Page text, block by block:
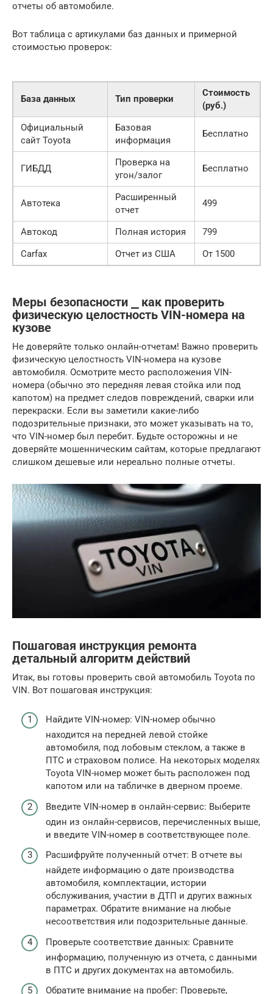
отчеты об автомобиле.
Вот таблица с артикулами баз данных и примерной
стоимостью проверок:
База данных Тип проверки
Стоимость
(руб.)
Официальный
сайт Toyota
Базовая
информация
Бесплатно
ГИБДД
Проверка на
угон/залог
Бесплатно
Автотека
Расширенный
отчет
499
Автокод Полная история
799
Carfax
Отчет из США От 1500
Меры безопасности ⎯ как проверить
физическую целостность VIN-номера на
кузове
Не доверяйте только онлайн-отчетам! Важно проверить
физическую целостность VIN-номера на кузове
автомобиля. Осмотрите место расположения VIN-
номера (обычно это передняя левая стойка или под
капотом) на предмет следов повреждений, сварки или
перекраски. Если вы заметили какие-либо
подозрительные признаки, это может указывать на то,
что VIN-номер был перебит. Будьте осторожны и не
доверяйте мошенническим сайтам, которые предлагают
слишком дешевые или нереально полные отчеты.
Пошаговая инструкция ремонта
детальный алгоритм действий
Итак, вы готовы проверить свой автомобиль Toyota по
VIN. Вот пошаговая инструкция:
Найдите VIN-номер: VIN-номер обычно
находится на передней левой стойке
автомобиля, под лобовым стеклом, а также в
ПТС и страховом полисе. На некоторых моделях
Toyota VIN-номер может быть расположен под
капотом или на табличке в дверном проеме.
Введите VIN-номер в онлайн-сервис: Выберите
один из онлайн-сервисов, перечисленных выше,
и введите VIN-номер в соответствующее поле.
Расшифруйте полученный отчет: В отчете вы
найдете информацию о дате производства
автомобиля, комплектации, истории
обслуживания, участии в ДТП и других важных
параметрах. Обратите внимание на любые
несоответствия или подозрительные данные.
Проверьте соответствие данных: Сравните
информацию, полученную из отчета, с данными
в ПТС и других документах на автомобиль.
Обратите внимание на пробег: Проверьте,